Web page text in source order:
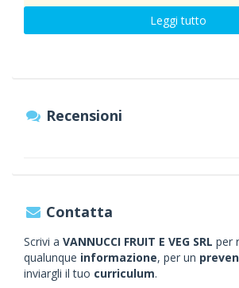
Leggi tutto
Recensioni
Contatta
Scrivi a VANNUCCI FRUIT E VEG SRL per
qualunque informazione, per un
inviargli il tuo curriculum.